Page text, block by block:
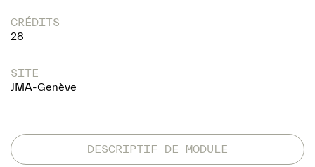
CRÉDITS
28
SITE
JMA-Genève
DESCRIPTIF DE MODULE